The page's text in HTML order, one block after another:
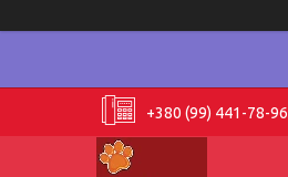
+380 (99) 441-78-96